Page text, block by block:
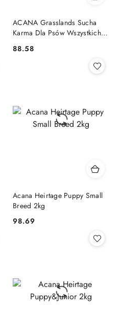
ACANA Grasslands Sucha
Karma Dla Psów Wszystkich
Cena:
88.58
Acana Heirtage Puppy Small
Breed 2kg
Cena:
98.69